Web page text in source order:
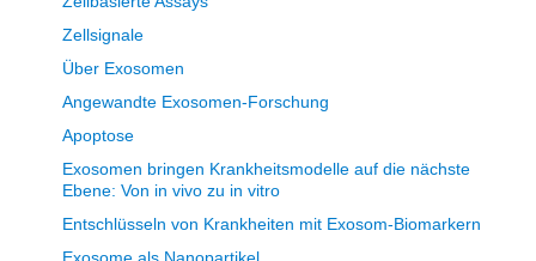
Zellsignale
Über Exosomen
Angewandte Exosomen-Forschung
Apoptose
Exosomen bringen Krankheitsmodelle auf die nächste
Ebene: Von in vivo zu in vitro
Entschlüsseln von Krankheiten mit Exosom-Biomarkern